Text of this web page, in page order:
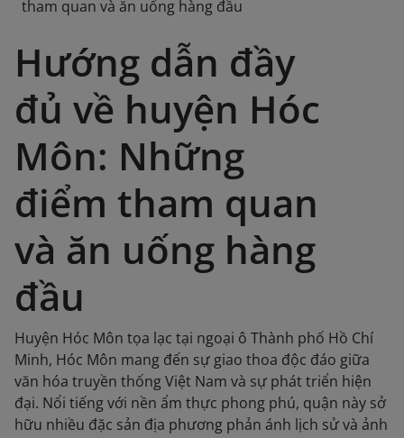
tham quan và ăn uống hàng đầu
Hướng dẫn đầy
đủ về huyện Hóc
Môn: Những
điểm tham quan
và ăn uống hàng
đầu
Huyện Hóc Môn tọa lạc tại ngoại ô Thành phố Hồ Chí
Minh, Hóc Môn mang đến sự giao thoa độc đáo giữa
văn hóa truyền thống Việt Nam và sự phát triển hiện
đại. Nổi tiếng với nền ẩm thực phong phú, quận này sở
hữu nhiều đặc sản địa phương phản ánh lịch sử và ảnh